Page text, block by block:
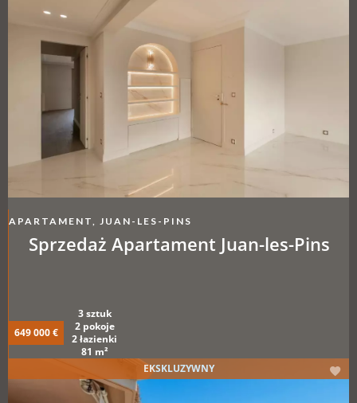
APARTAMENT, JUAN-LES-PINS
Sprzedaż Apartament Juan-les-Pins
649 000 €
3 sztuk
2 pokoje
2 łazienki
81 m²
EKSKLUZYWNY